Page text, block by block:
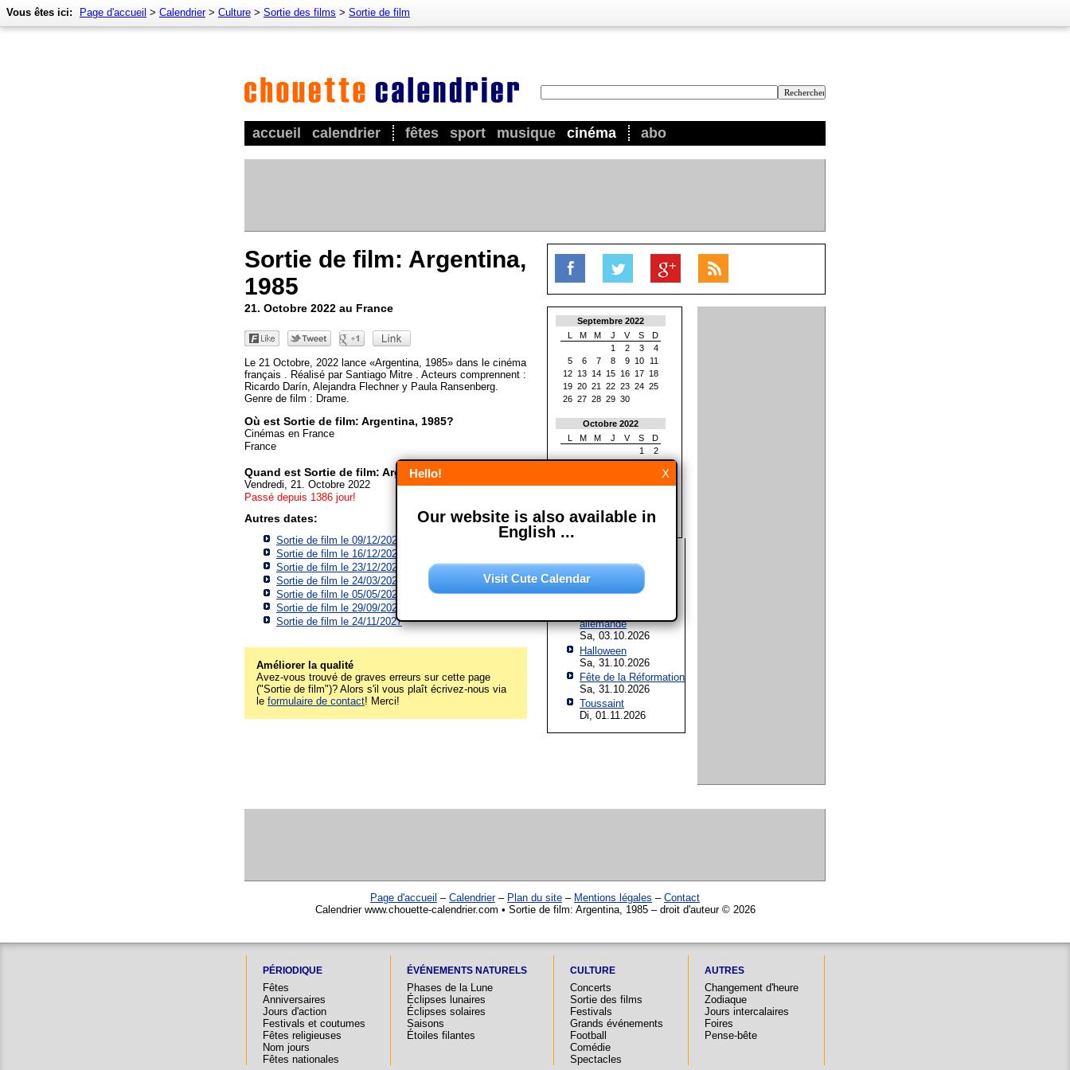
accueil calendrier fêtes sport musique cinéma abo
Vous êtes ici: Page d'accueil > Calendrier> Culture > Sortie des films > Sortie de film
Sortie de film: Argentina,
1985
21. Octobre 2022 au France
Le 21 Octobre, 2022 lance «Argentina, 1985» dans le cinéma
français . Réalisé par Santiago Mitre . Acteurs comprennent :
Ricardo Darín, Alejandra Flechner y Paula Ransenberg.
Genre de film : Drame.
Où est Sortie de film: Argentina, 1985?
Cinémas en France
France
Quand est Sortie de film: Argentina, 1985?
Vendredi, 21. Octobre 2022
Passé depuis 1386 jour!
Autres dates:
Sortie de film le 09/12/2026
Sortie de film le 16/12/2026
Sortie de film le 23/12/2026
Sortie de film le 24/03/2027
Sortie de film le 05/05/2027
Sortie de film le 29/09/2027
Sortie de film le 24/11/2027
Améliorer la qualité
Avez-vous trouvé de graves erreurs sur cette page
("Sortie de film")? Alors s'il vous plaît écrivez-nous via
le formulaire de contact! Merci!
Septembre 2022
L
M M J V S
D
1
2 3
4
5
6 7 8 9 10
11
12 13 14 15 16 17 18
19 20 21 22 23 24 25
26 27 28 29 30
Octobre 2022
L
M M J V S
D
1
2
3
4 5 6 7 8
9
17 18 19 20 21 22 23
31
jours fériés
Assomption de Marie
Sa, 15.08.2026
allemande
Sa, 03.10.2026
Halloween
Sa, 31.10.2026
Fête de la Réformation
Sa, 31.10.2026
Toussaint
Di, 01.11.2026
Page d'accueil – Calendrier– Plan du site – Mentions légales – Contact
Calendrier www.chouette-calendrier.com • Sortie de film: Argentina, 1985 – droit d'auteur © 2026
PÉRIODIQUE
Fêtes
Anniversaires
Jours d'action
Festivals et coutumes
Fêtes religieuses
Nom jours
Fêtes nationales
ÉVÉNEMENTS NATURELS
Phases de la Lune
Éclipses lunaires
Éclipses solaires
Saisons
Étoiles filantes
CULTURE
Concerts
Sortie des films
Festivals
Grands événements
Football
Comédie
Spectacles
AUTRES
Changement d'heure
Zodiaque
Jours intercalaires
Foires
Pense-bête
X
Hello!
Our website is also available in
English ...
Visit Cute Calendar